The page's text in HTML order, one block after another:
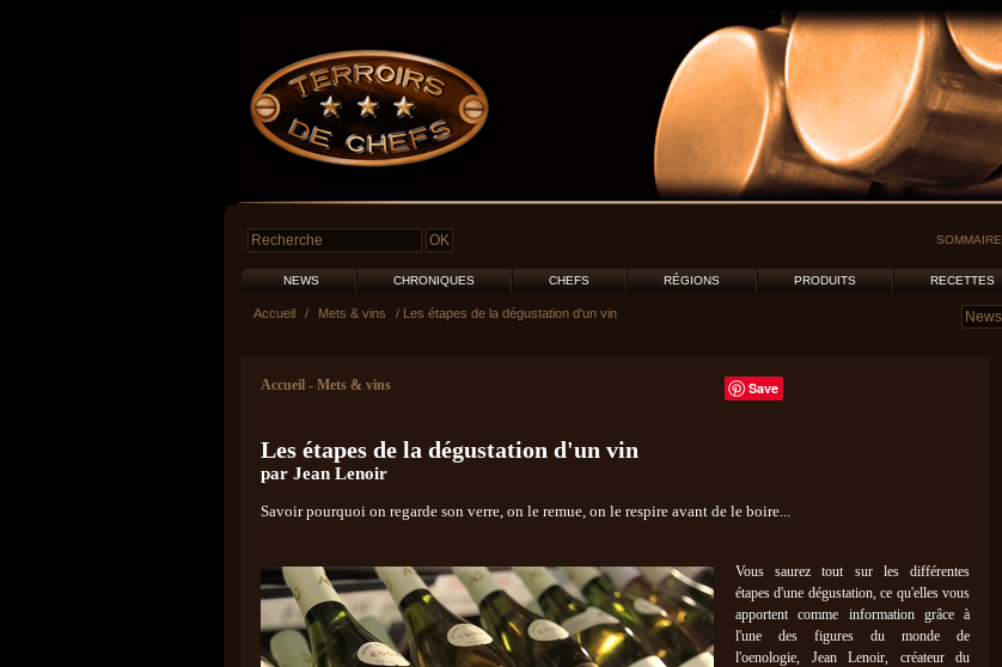
SOMMAIRE
NEWS CHRONIQUES CHEFS RÉGIONS PRODUITS RECETTES
Accueil / Mets & vins / Les étapes de la dégustation d'un vin
Save
Accueil - Mets & vins
Les étapes de la dégustation d'un vin
par Jean Lenoir
Savoir pourquoi on regarde son verre, on le remue, on le respire avant de le boire...
Vous saurez tout sur les différentes
étapes d'une dégustation, ce qu'elles vous
apportent comme information grâce à
l'une des figures du monde de
l'oenologie, Jean Lenoir, créateur du